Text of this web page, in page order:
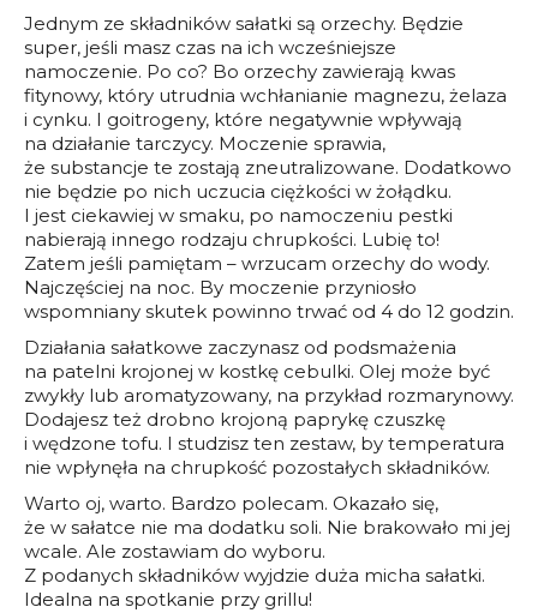
Jednym ze składników sałatki są orzechy. Będzie
super, jeśli masz czas na ich wcześniejsze
namoczenie. Po co? Bo orzechy zawierają kwas
fitynowy, który utrudnia wchłanianie magnezu, żelaza
i cynku. I goitrogeny, które negatywnie wpływają
na działanie tarczycy. Moczenie sprawia,
że substancje te zostają zneutralizowane. Dodatkowo
nie będzie po nich uczucia ciężkości w żołądku.
I jest ciekawiej w smaku, po namoczeniu pestki
nabierają innego rodzaju chrupkości. Lubię to!
Zatem jeśli pamiętam – wrzucam orzechy do wody.
Najczęściej na noc. By moczenie przyniosło
wspomniany skutek powinno trwać od 4 do 12 godzin.
Działania sałatkowe zaczynasz od podsmażenia
na patelni krojonej w kostkę cebulki. Olej może być
zwykły lub aromatyzowany, na przykład rozmarynowy.
Dodajesz też drobno krojoną paprykę czuszkę
i wędzone tofu. I studzisz ten zestaw, by temperatura
nie wpłynęła na chrupkość pozostałych składników.
Warto oj, warto. Bardzo polecam. Okazało się,
że w sałatce nie ma dodatku soli. Nie brakowało mi jej
wcale. Ale zostawiam do wyboru.
Z podanych składników wyjdzie duża micha sałatki.
Idealna na spotkanie przy grillu!